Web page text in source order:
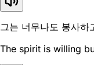
그는 너무나도 봉사하
The spirit is willing